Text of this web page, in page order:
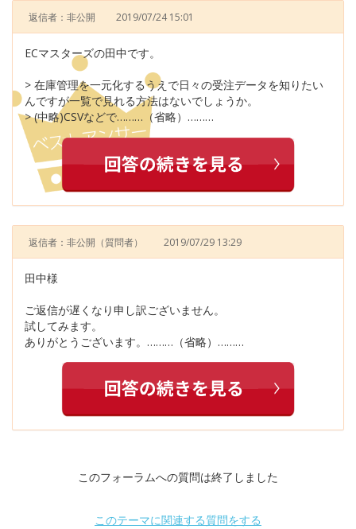
返信者：非公開 2019/07/24 15:01
ECマスターズの田中です。
> 在庫管理を一元化するうえで日々の受注データを知りたい
んですが一覧で見れる方法はないでしょうか。
> (中略)CSVなどで………（省略）………
返信者：非公開 （質問者） 2019/07/29 13:29
田中様
ご返信が遅くなり申し訳ございません。
試してみます。
ありがとうございます。………（省略）………
このフォーラムへの質問は終了しました
このテーマに関連する質問をする